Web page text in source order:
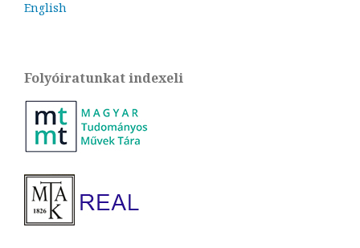
English
Folyóiratunkat indexeli